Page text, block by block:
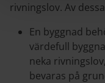
rivningslov. Av
En byggnad
värdefull
neka
bevaras på